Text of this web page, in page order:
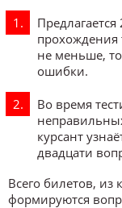
прохождения
не меньше, то
ошибки.
Во время
курсант
двадцати
Всего билетов, из
формируются